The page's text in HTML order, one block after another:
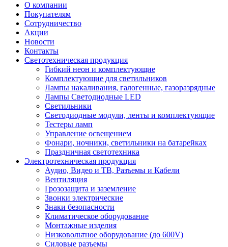
О компании
Покупателям
Сотрудничество
Акции
Новости
Контакты
Светотехническая продукция
Гибкий неон и комплектующие
Комплектующие для светильников
Лампы накаливания, галогенные, газоразрядные
Лампы Светодиодные LED
Светильники
Светодиодные модули, ленты и комплектующие
Тестеры ламп
Управление освещением
Фонари, ночники, светильники на батарейках
Праздничная светотехника
Электротехническая продукция
Аудио, Видео и ТВ, Разъемы и Кабели
Вентиляция
Грозозащита и заземление
Звонки электрические
Знаки безопасности
Климатическое оборудование
Монтажные изделия
Низковольтное оборудование (до 600V)
Силовые разъемы